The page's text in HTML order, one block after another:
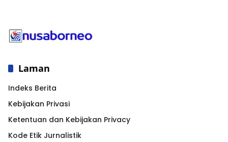
Laman
Indeks Berita
Kebijakan Privasi
Ketentuan dan Kebijakan Privacy
Kode Etik Jurnalistik